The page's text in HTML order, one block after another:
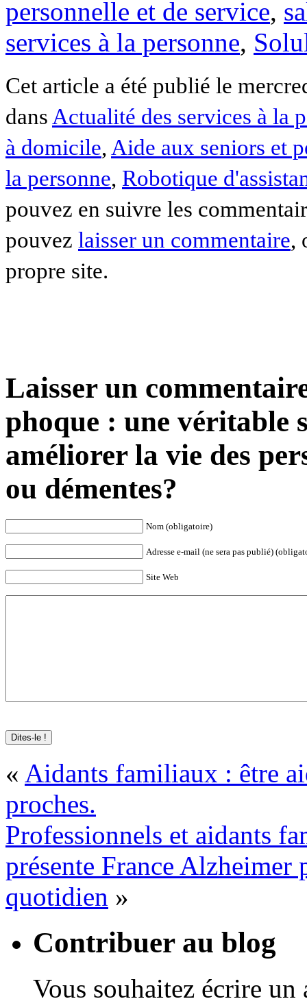
personnelle et de service,
services à la personne,
Cet article a été publié le
dans Actualité des services à la
à domicile, Aide aux seniors et
la personne, Robotique
pouvez en suivre les
pouvez laisser un commentaire,
propre site.
Laisser un
phoque : une véritable
améliorer la vie des
ou démentes?
Nom (obligatoire)
Adresse e-mail (ne sera pas publié)
Site Web
« Aidants familiaux : être
proches.
Professionnels et aidants
présente France Alzheimer
quotidien »
Contribuer au blog
Vous souhaitez écrire